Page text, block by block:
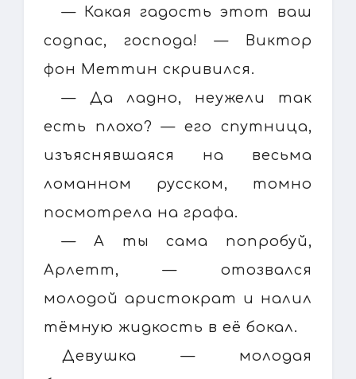
— Какая гадость этот ваш
cognac, господа! — Виктор
фон Меттин скривился.
— Да ладно, неужели так
есть плохо? — его спутница,
изъяснявшаяся на весьма
ломанном русском, томно
посмотрела на графа.
— А ты сама попробуй,
Арлетт, — отозвался
молодой аристократ и налил
тёмную жидкость в её бокал.
Девушка — молодая